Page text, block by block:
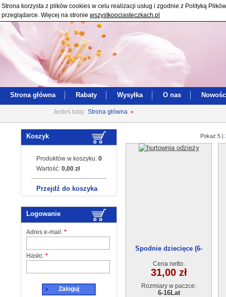
Strona korzysta z plików cookies w celu realizacji usług i zgodnie z Polityką
przeglądarce. Więcej na stronie wszystkoociasteczkach.pl
Strona główna Rabaty Wysyłka O nas
Jesteś tutaj: Strona główna »
Koszyk
Produktów w koszyku: 0
Wartość: 0,00 zł
Przejdź do koszyka
Logowanie
Adres e-mail: *
Hasło: *
Zaloguj
Pokaż 5 |
Spodnie dziecięce (6-
Cena netto:
31,00 zł
Rozmiary w paczce:
6-16Lat